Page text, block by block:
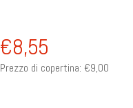
€8,55
Prezzo di copertina: €9,00